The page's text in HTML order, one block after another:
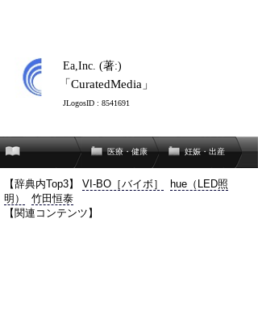
Ea,Inc. (著:)
「CuratedMedia」
JLogosID : 8541691
医療・健康 妊娠・出産
【辞典内Top3】 VI-BO［バイボ］
hue（LED照
明）
竹田恒泰
【関連コンテンツ】